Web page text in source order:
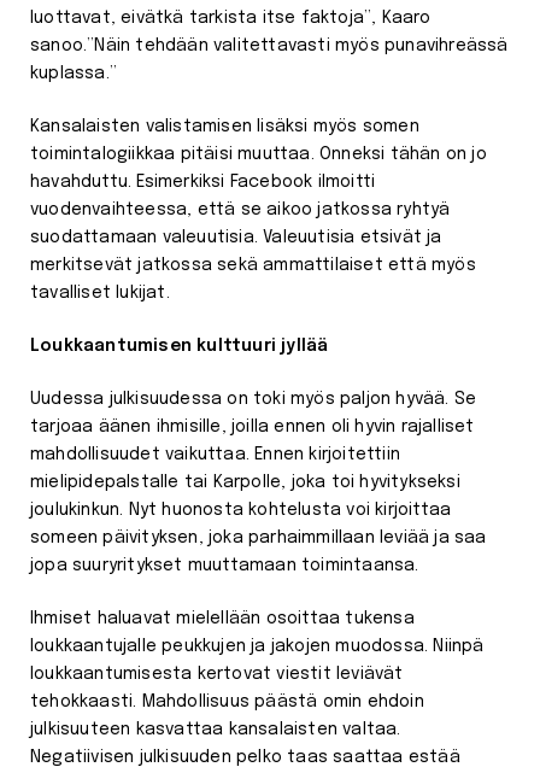
luottavat, eivätkä tarkista itse faktoja”, Kaaro
sanoo.”Näin tehdään valitettavasti myös punavihreässä
kuplassa.”
Kansalaisten valistamisen lisäksi myös somen
toimintalogiikkaa pitäisi muuttaa. Onneksi tähän on jo
havahduttu. Esimerkiksi Facebook ilmoitti
vuodenvaihteessa, että se aikoo jatkossa ryhtyä
suodattamaan valeuutisia. Valeuutisia etsivät ja
merkitsevät jatkossa sekä ammattilaiset että myös
tavalliset lukijat.
Loukkaantumisen kulttuuri jyllää
Uudessa julkisuudessa on toki myös paljon hyvää. Se
tarjoaa äänen ihmisille, joilla ennen oli hyvin rajalliset
mahdollisuudet vaikuttaa. Ennen kirjoitettiin
mielipidepalstalle tai Karpolle, joka toi hyvitykseksi
joulukinkun. Nyt huonosta kohtelusta voi kirjoittaa
someen päivityksen, joka parhaimmillaan leviää ja saa
jopa suuryritykset muuttamaan toimintaansa.
Ihmiset haluavat mielellään osoittaa tukensa
loukkaantujalle peukkujen ja jakojen muodossa. Niinpä
loukkaantumisesta kertovat viestit leviävät
tehokkaasti. Mahdollisuus päästä omin ehdoin
julkisuuteen kasvattaa kansalaisten valtaa.
Negatiivisen julkisuuden pelko taas saattaa estää